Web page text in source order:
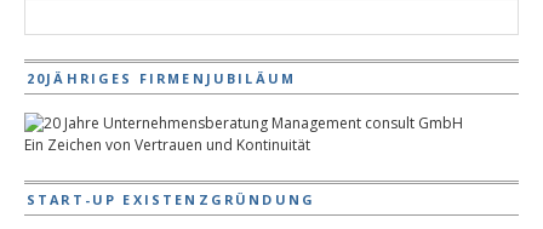
20JÄHRIGES FIRMENJUBILÄUM
Ein Zeichen von Vertrauen und Kontinuität
START-UP EXISTENZGRÜNDUNG